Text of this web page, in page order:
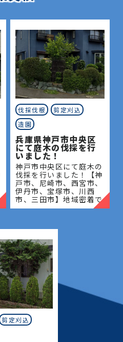
伐採伐根
剪定刈込
造園
兵庫県神戸市中央区
にて庭木の伐採を行
いました！
神戸市中央区にて庭木の
伐採を行いました！【神
戸市、尼崎市、西宮市、
伊丹市、宝塚市、川西
市、三田市】地域密着で
伐採・抜根・剪定・草刈
当社にご相談ください！
当社
剪定刈込